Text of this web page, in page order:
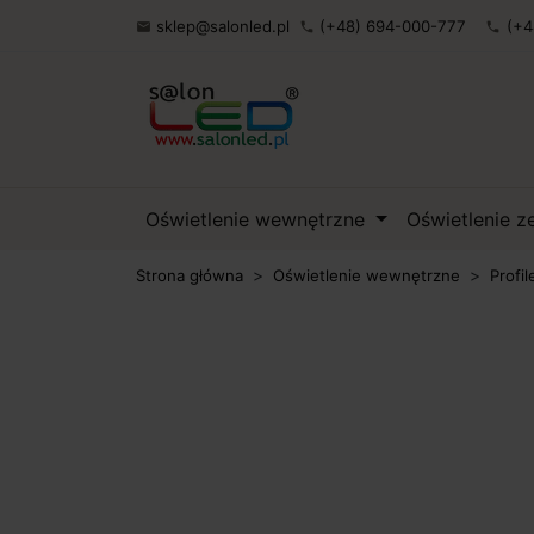
 sklep@salonled.pl phone (+48) 694-000-777 phone
Oświetlenie wewnętrzne Oświetlenie
Strona główna Oświetlenie wewnętrzne